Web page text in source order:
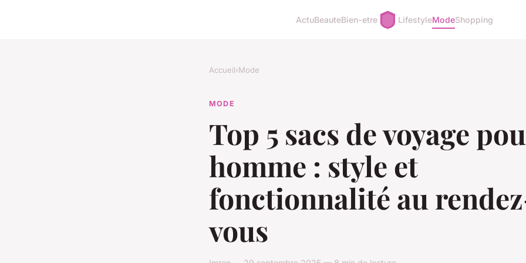
ActuBeauteBien-etre LifestyleModeShopping
Accueil›Mode
MODE
Top 5 sacs de voyage
homme : style et
fonctionnalité au
vous